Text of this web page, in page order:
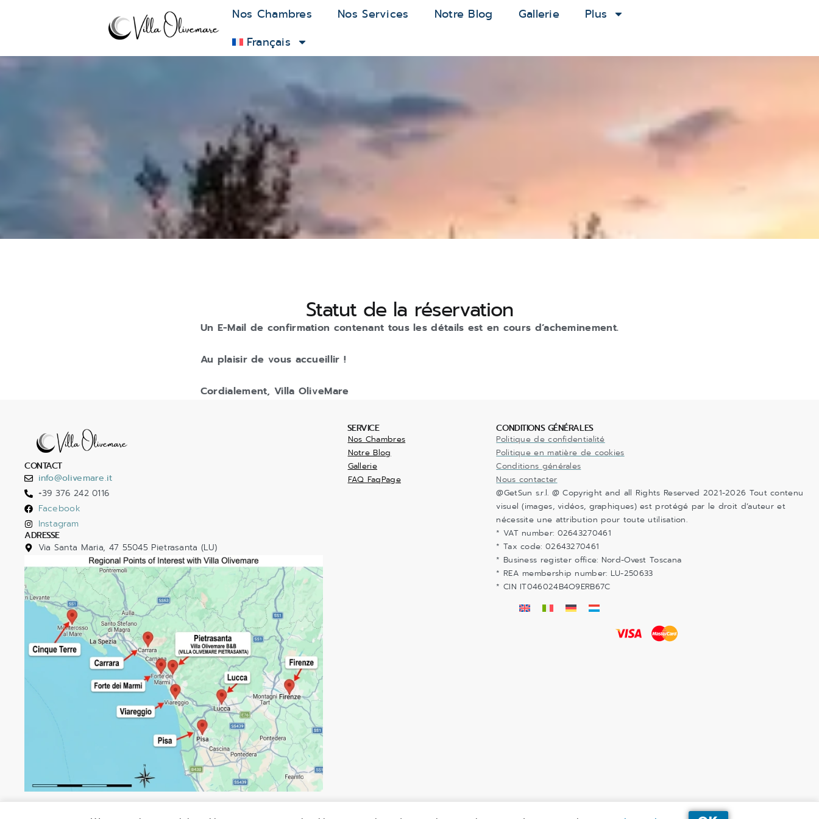
Nos Chambres Nos Services Notre Blog Gallerie
Plus
Français
Statut de la réservation
Un E-Mail de confirmation contenant tous les détails est en cours d’acheminement.
Au plaisir de vous accueillir !
Cordialement, Villa OliveMare
CONTACT
info@olivemare.it
+39 376 242 0116
Facebook
Instagram
ADRESSE
Via Santa Maria, 47 55045 Pietrasanta (LU)
SERVICE
Nos Chambres
Notre Blog
Gallerie
FAQ FaqPage
CONDITIONS GÉNÉRALES
Politique de confidentialité
Politique en matière de cookies
Conditions générales
Nous contacter
@GetSun s.r.l. @ Copyright and all Rights Reserved 2021-2026 Tout contenu
visuel (images, vidéos, graphiques) est protégé par le droit d’auteur et
nécessite une attribution pour toute utilisation.
* VAT number: 02643270461
* Tax code: 02643270461
* Business register office: Nord-Ovest Toscana
* REA membership number: LU-250633
* CIN IT046024B4O9ERB67C